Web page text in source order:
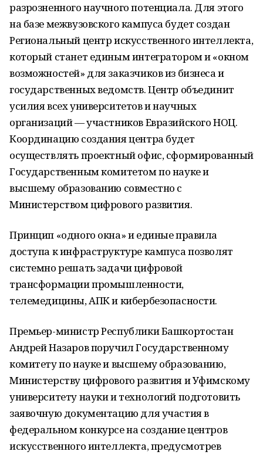
разрозненного научного потенциала. Для этого
на базе межвузовского кампуса будет создан
Региональный центр искусственного интеллекта,
который станет единым интегратором и «окном
возможностей» для заказчиков из бизнеса и
государственных ведомств. Центр объединит
усилия всех университетов и научных
организаций — участников Евразийского НОЦ.
Координацию создания центра будет
осуществлять проектный офис, сформированный
Государственным комитетом по науке и
высшему образованию совместно с
Министерством цифрового развития.
Принцип «одного окна» и единые правила
доступа к инфраструктуре кампуса позволят
системно решать задачи цифровой
трансформации промышленности,
телемедицины, АПК и кибербезопасности.
Премьер-министр Республики Башкортостан
Андрей Назаров поручил Государственному
комитету по науке и высшему образованию,
Министерству цифрового развития и Уфимскому
университету науки и технологий подготовить
заявочную документацию для участия в
федеральном конкурсе на создание центров
искусственного интеллекта, предусмотрев